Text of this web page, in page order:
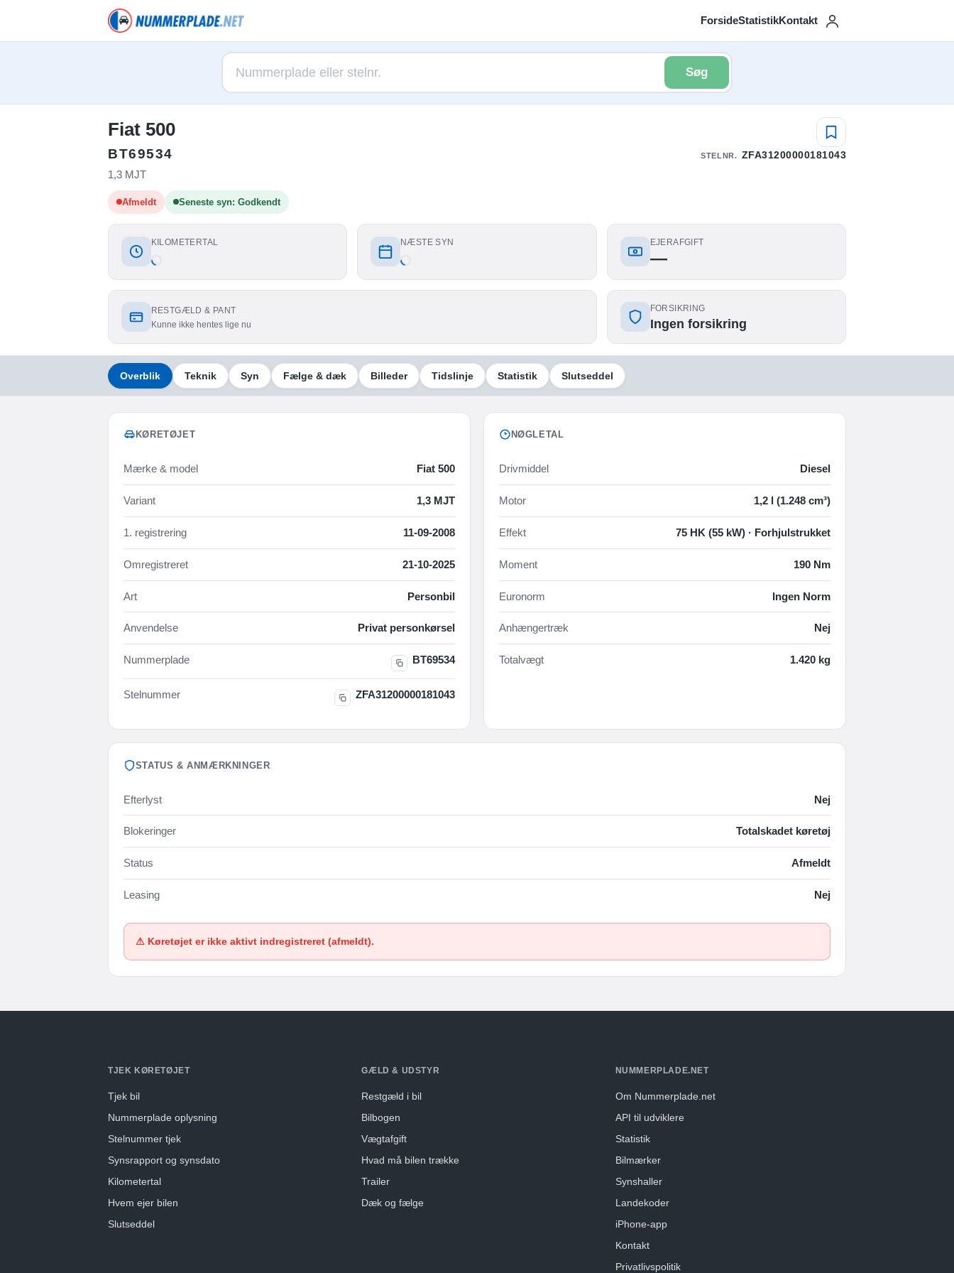
ForsideStatistikKontakt
Søg
Fiat 500
BT69534 STELNR. ZFA31200000181043
1,3 MJT
Afmeldt Seneste syn: Godkendt
KILOMETERTAL NÆSTE SYN EJERAFGIFT
—
RESTGÆLD & PANT
Kunne ikke hentes lige nu
FORSIKRING
Ingen forsikring
Overblik Teknik Syn Fælge & dæk Billeder Tidslinje Statistik Slutseddel
KØRETØJET
Mærke & model Fiat 500
Variant 1,3 MJT
1. registrering 11-09-2008
Omregistreret 21-10-2025
Art Personbil
Anvendelse Privat personkørsel
Nummerplade BT69534
Stelnummer ZFA31200000181043
NØGLETAL
Drivmiddel Diesel
Motor 1,2 l (1.248 cm³)
Effekt 75 HK (55 kW) · Forhjulstrukket
Moment 190 Nm
Euronorm Ingen Norm
Anhængertræk Nej
Totalvægt 1.420 kg
STATUS & ANMÆRKNINGER
Efterlyst Nej
Blokeringer Totalskadet køretøj
Status Afmeldt
Leasing Nej
⚠ Køretøjet er ikke aktivt indregistreret (afmeldt).
TJEK KØRETØJET
Tjek bil
Nummerplade oplysning
Stelnummer tjek
Synsrapport og synsdato
Kilometertal
Hvem ejer bilen
Slutseddel
GÆLD & UDSTYR
Restgæld i bil
Bilbogen
Vægtafgift
Hvad må bilen trække
Trailer
Dæk og fælge
NUMMERPLADE.NET
Om Nummerplade.net
API til udviklere
Statistik
Bilmærker
Synshaller
Landekoder
iPhone-app
Kontakt
Privatlivspolitik